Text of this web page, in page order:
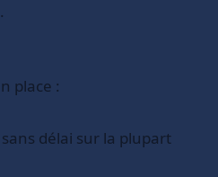
place :
délai sur la plupart